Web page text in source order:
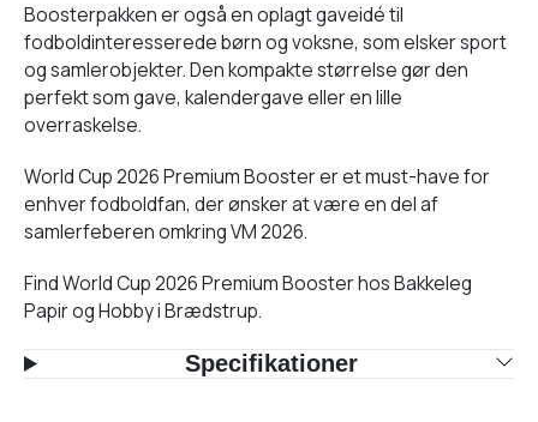
Boosterpakken er også en oplagt gaveidé til
fodboldinteresserede børn og voksne, som elsker sport
og samlerobjekter. Den kompakte størrelse gør den
perfekt som gave, kalendergave eller en lille
overraskelse.
World Cup 2026 Premium Booster er et must-have for
enhver fodboldfan, der ønsker at være en del af
samlerfeberen omkring VM 2026.
Find World Cup 2026 Premium Booster hos Bakkeleg
Papir og Hobby i Brædstrup.
Specifikationer